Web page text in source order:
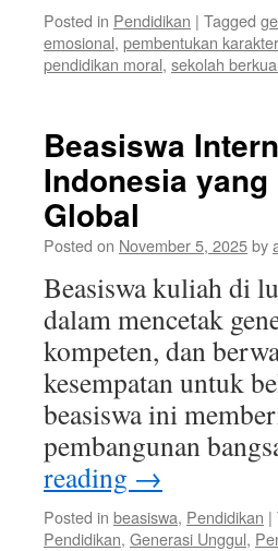
Posted in Pendidikan | Tagged
emosional, pembentukan
pendidikan moral, sekolah
Beasiswa
Indonesia
Global
Posted on November 5, 2025by
Beasiswa kuliah di
dalam mencetak
kompeten, dan
kesempatan untuk
beasiswa ini
pembangunan
reading →
Posted in beasiswa, Pendidikan |
Pendidikan, Generasi Unggul,